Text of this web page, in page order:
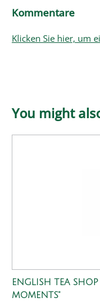
Kommentare
Klicken Sie hier, um
You might
ENGLISH TEA
MOMENTS"